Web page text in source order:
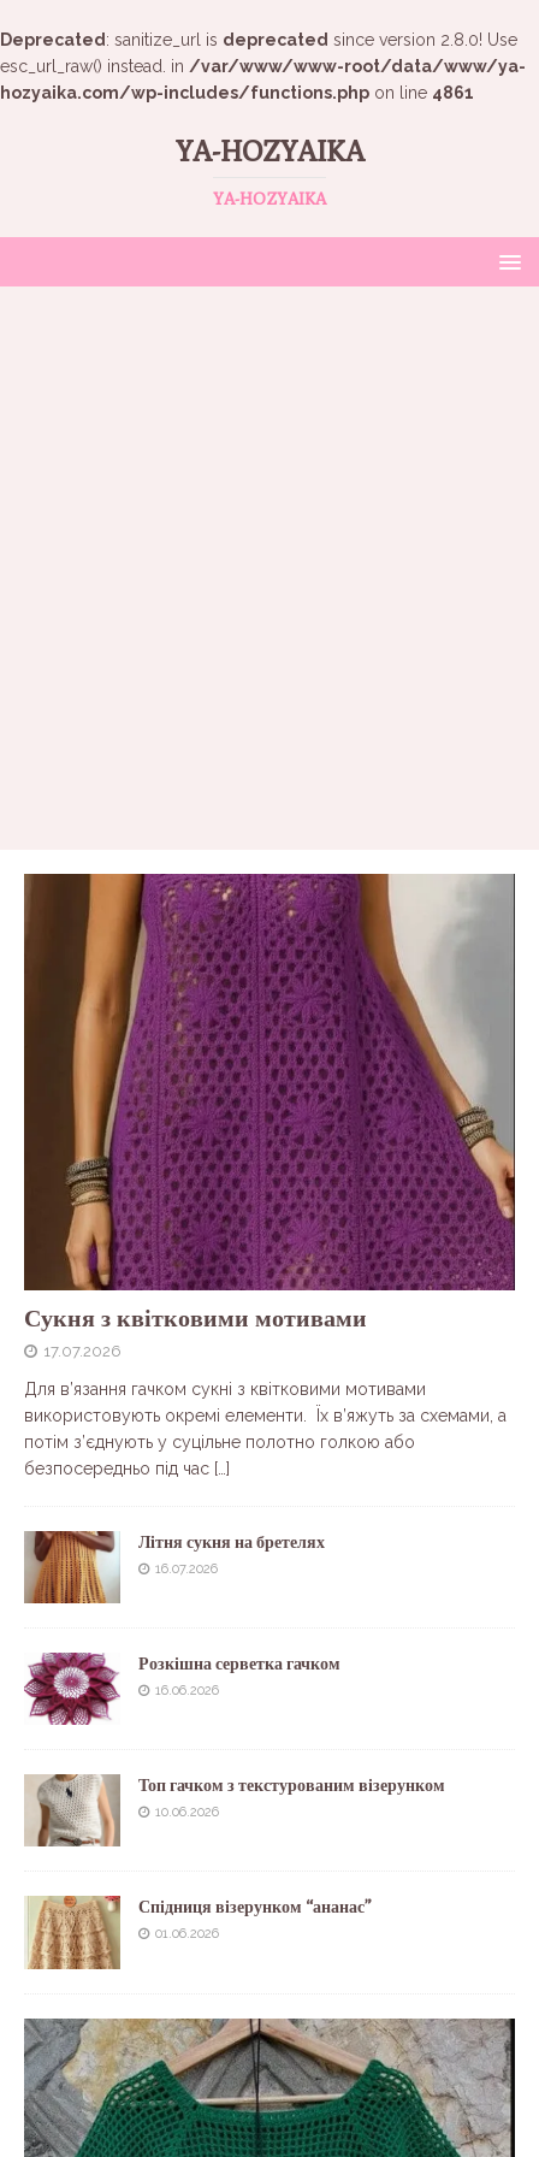
Deprecated : sanitize_url is deprecated since version 2.8.0! Use
esc_url_raw() instead. in /var/www/www-root/data/www/ya-
hozyaika.com/wp-includes/functions.php on line 4861
YA-HOZYAIKA
YA-HOZYAIKA
Сукня з квітковими мотивами
17.07.2026
Для в’язання гачком сукні з квітковими мотивами
використовують окремі елементи. Їх в’яжуть за схемами, а
потім з’єднують у суцільне полотно голкою або
безпосередньо під час […]
Літня сукня на бретелях
16.07.2026
Розкішна серветка гачком
16.06.2026
Топ гачком з текстурованим візерунком
10.06.2026
Спідниця візерунком “ананас”
01.06.2026